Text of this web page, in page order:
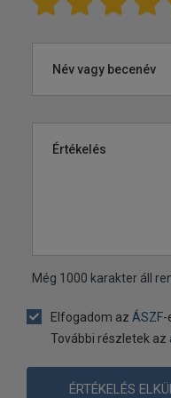
Név vagy becenév
Értékelés
Még 1000 karakter áll
Elfogadom az ÁSZF-
További részletek az
ÉRTÉKELÉS